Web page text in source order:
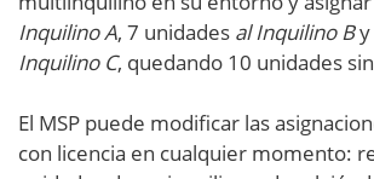
Inquilino A, 7 unidades al Inquilino By
Inquilino C, quedando 10 unidades
El MSP puede modificar las
con licencia en cualquier momento: